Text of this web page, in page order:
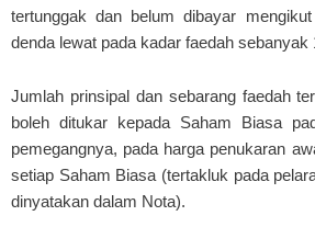
tertunggak dan belum dibayar
denda lewat pada kadar faedah sebanyak
Jumlah prinsipal dan sebarang faedah
boleh ditukar kepada Saham Biasa
pemegangnya, pada harga penukaran
setiap Saham Biasa (tertakluk pada
dinyatakan dalam Nota).